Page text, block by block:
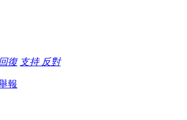
復 支持 反對
報